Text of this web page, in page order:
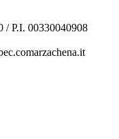
/ P.I. 00330040908